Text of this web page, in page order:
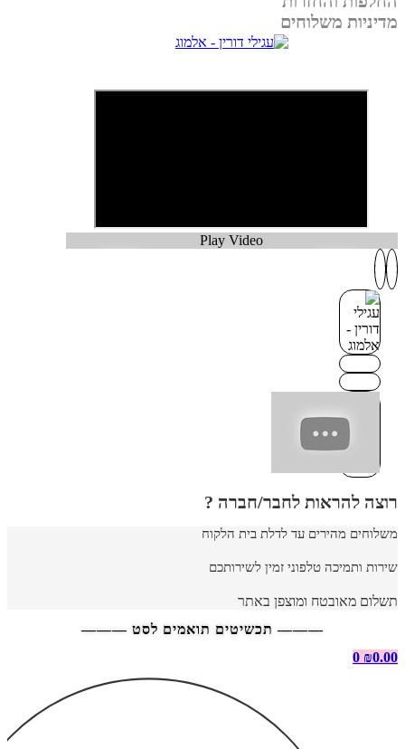
מדיניות משלוחים
Play Video
רוצה להראות לחבר/חברה ?
משלוחים מהירים עד לדלת בית הלקוח
שירות ותמיכה טלפוני זמין לשירותכם
תשלום מאובטח ומוצפן באתר
——— תכשיטים תואמים לסט ———
₪0.00
0